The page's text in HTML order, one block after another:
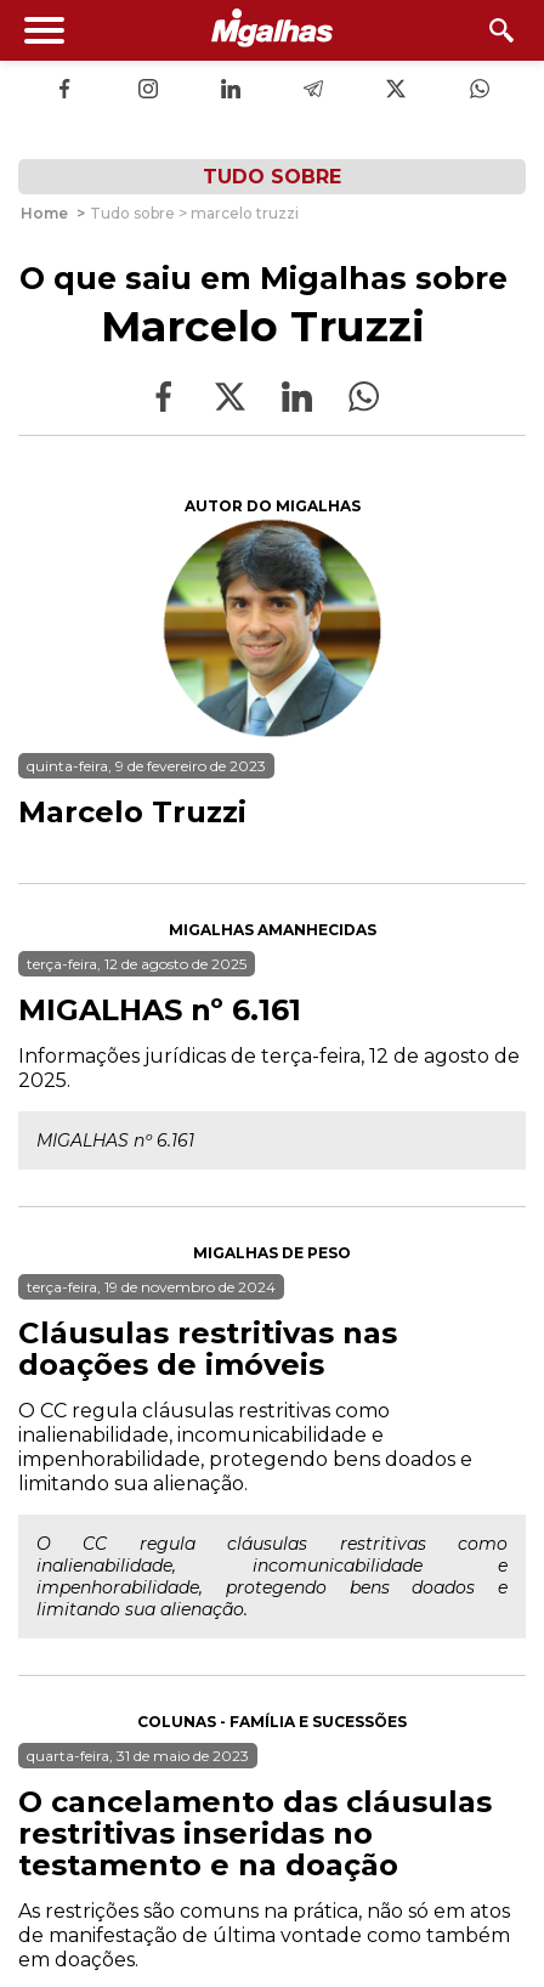
TUDO SOBRE
Home > Tudo sobre > marcelo truzzi
O que saiu em Migalhas sobre
Marcelo Truzzi
AUTOR DO MIGALHAS
quinta-feira, 9 de fevereiro de 2023
Marcelo Truzzi
MIGALHAS AMANHECIDAS
terça-feira, 12 de agosto de 2025
MIGALHAS nº 6.161
Informações jurídicas de terça-feira, 12 de agosto de
2025.
MIGALHAS nº 6.161
MIGALHAS DE PESO
terça-feira, 19 de novembro de 2024
Cláusulas restritivas nas
doações de imóveis
O CC regula cláusulas restritivas como
inalienabilidade, incomunicabilidade e
impenhorabilidade, protegendo bens doados e
limitando sua alienação.
O CC regula cláusulas restritivas como
inalienabilidade, incomunicabilidade e
impenhorabilidade, protegendo bens doados e
limitando sua alienação.
COLUNAS - FAMÍLIA E SUCESSÕES
quarta-feira, 31 de maio de 2023
O cancelamento das cláusulas
restritivas inseridas no
testamento e na doação
As restrições são comuns na prática, não só em atos
de manifestação de última vontade como também
em doações.